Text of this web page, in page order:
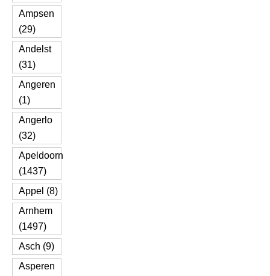
Ampsen
(29)
Andelst
(31)
Angeren
(1)
Angerlo
(32)
Apeldoorn
(1437)
Appel (8)
Arnhem
(1497)
Asch (9)
Asperen